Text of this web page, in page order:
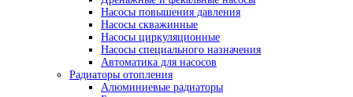
Насосы повышения давления
Насосы скважинные
Насосы циркуляционные
Насосы специального назначения
Автоматика для насосов
Радиаторы отопления
Алюминиевые радиаторы